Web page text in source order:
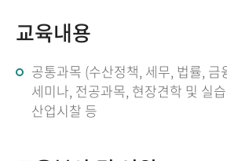
교육내용
공통과목 (수산정책, 세무, 법률, 금
세미나, 전공과목, 현장견학 및 실
산업시찰 등